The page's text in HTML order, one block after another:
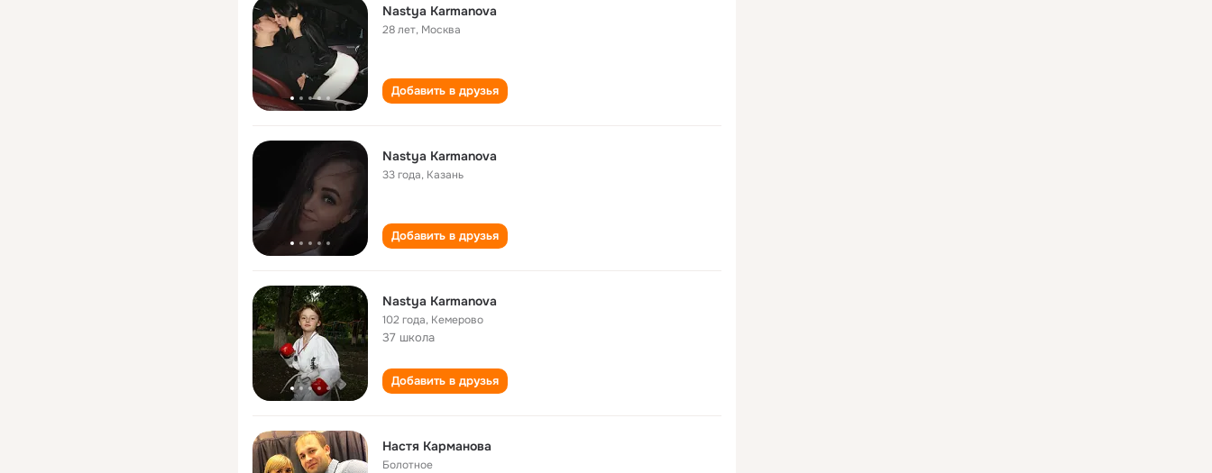
Nastya Karmanova
28 лет, Москва
Добавить в друзья
Nastya Karmanova
33 года, Казань
Добавить в друзья
Nastya Karmanova
102 года, Кемерово
37 школа
Добавить в друзья
Настя Карманова
Болотное